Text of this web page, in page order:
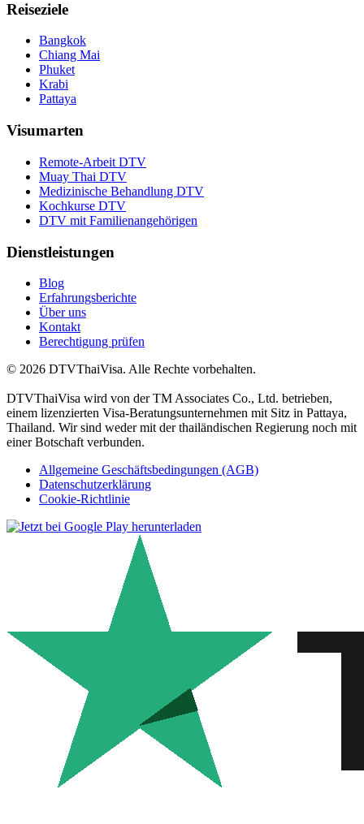
Reiseziele
Bangkok
Chiang Mai
Phuket
Krabi
Pattaya
Visumarten
Remote-Arbeit DTV
Muay Thai DTV
Medizinische Behandlung DTV
Kochkurse DTV
DTV mit Familienangehörigen
Dienstleistungen
Blog
Erfahrungsberichte
Über uns
Kontakt
Berechtigung prüfen
© 2026 DTVThaiVisa. Alle Rechte vorbehalten.
DTVThaiVisa wird von der TM Associates Co., Ltd. betrieben,
einem lizenzierten Visa-Beratungsunternehmen mit Sitz in Pattaya,
Thailand. Wir sind weder mit der thailändischen Regierung noch mit
einer Botschaft verbunden.
Allgemeine Geschäftsbedingungen (AGB)
Datenschutzerklärung
Cookie-Richtlinie